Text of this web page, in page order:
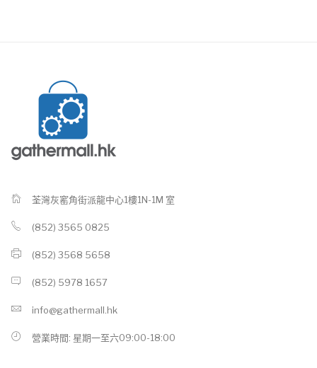
荃灣灰窰角街派龍中心1樓1N-1M 室
(852) 3565 0825
(852) 3568 5658
(852) 5978 1657
info@gathermall.hk
營業時間: 星期一至六09:00-18:00